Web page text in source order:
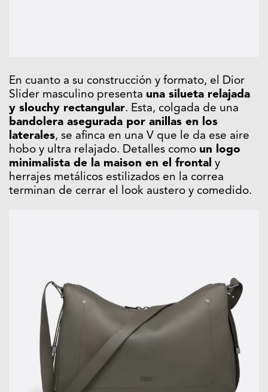
En cuanto a su construcción y formato, el Dior
Slider masculino presenta una silueta relajada
y slouchy rectangular. Esta, colgada de una
bandolera asegurada por anillas en los
laterales, se afinca en una V que le da ese aire
hobo y ultra relajado. Detalles como un logo
minimalista de la maison en el frontal y
herrajes metálicos estilizados en la correa
terminan de cerrar el look austero y comedido.